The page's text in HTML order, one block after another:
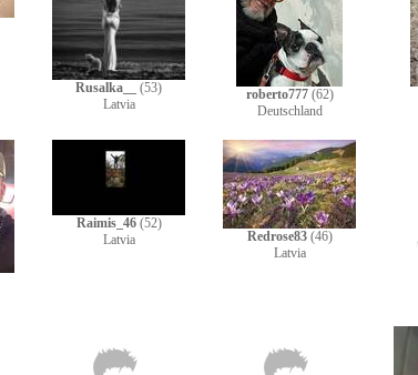
Rusalka__
(53)
Latvia
roberto777(62)
Deutschland
Raimis_46(52)
Latvia
Redrose83(46)
Latvia